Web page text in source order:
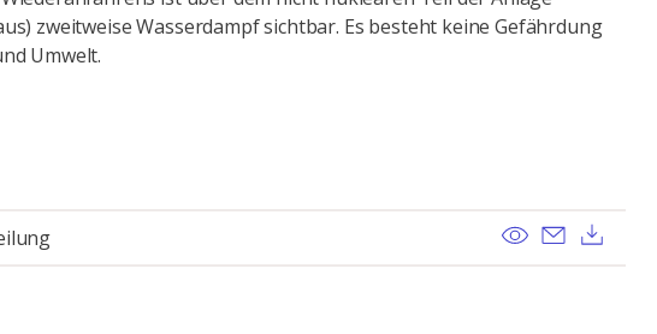
zweitweise Wasserdampf sichtbar. Es besteht keine Gefährdung
Umwelt.
View Send email